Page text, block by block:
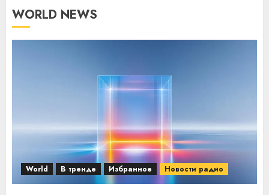
WORLD NEWS
World В тренде Избранное Новости радио